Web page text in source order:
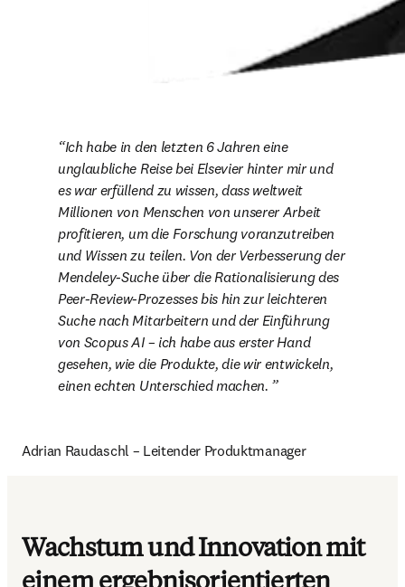
Ich habe in den letzten 6 Jahren eine
unglaubliche Reise bei Elsevier hinter mir und
es war erfüllend zu wissen, dass weltweit
Millionen von Menschen von unserer Arbeit
profitieren, um die Forschung voranzutreiben
und Wissen zu teilen. Von der Verbesserung der
Mendeley-Suche über die Rationalisierung des
Peer-Review-Prozesses bis hin zur leichteren
Suche nach Mitarbeitern und der Einführung
von Scopus AI – ich habe aus erster Hand
gesehen, wie die Produkte, die wir entwickeln,
einen echten Unterschied machen.
Adrian Raudaschl – Leitender Produktmanager
Wachstum und Innovation mit